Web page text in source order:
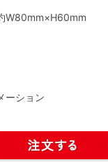
W80mm×H60mm
ーション